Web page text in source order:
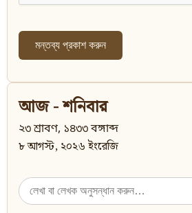
আজ - শনিবার
২৩ শ্রাবণ, ১৪৩৩ বঙ্গাব্দ
৮ আগস্ট, ২০২৬ ইংরেজি
Search
for: